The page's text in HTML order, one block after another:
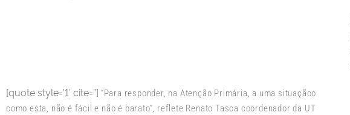
[quote style=’1′ cite=”] “Para responder, na Atenção Primária, a uma situaçãoo
como esta, não é fácil e não é barato”, reflete Renato Tasca coordenador da UT